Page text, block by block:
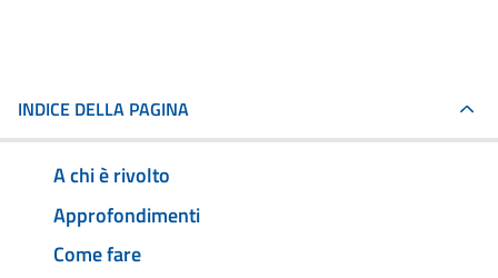
INDICE DELLA PAGINA
A chi è rivolto
Approfondimenti
Come fare